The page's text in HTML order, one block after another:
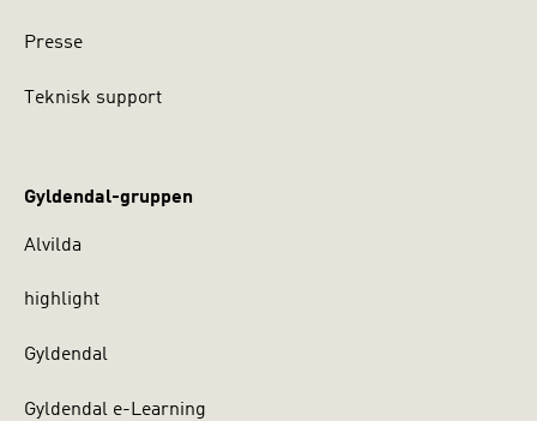
Presse
Teknisk support
Gyldendal-gruppen
Alvilda
highlight
Gyldendal
Gyldendal e-Learning